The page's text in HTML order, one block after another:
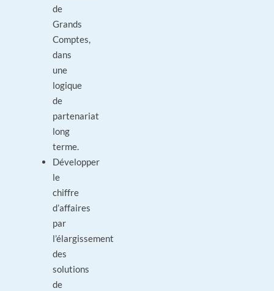
de
Grands
Comptes,
dans
une
logique
de
partenariat
long
terme.
Développer
le
chiffre
d’affaires
par
l’élargissement
des
solutions
de